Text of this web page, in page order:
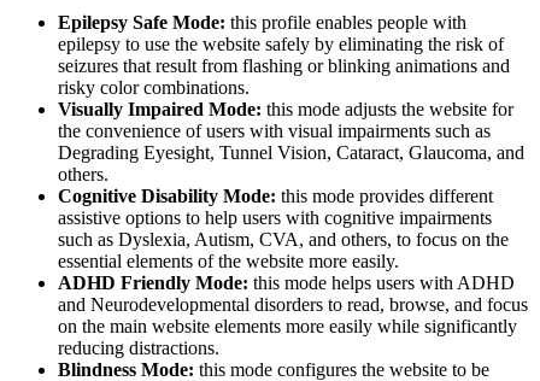
Epilepsy Safe Mode: this profile enables people with
epilepsy to use the website safely by eliminating the risk of
seizures that result from flashing or blinking animations and
risky color combinations.
Visually Impaired Mode: this mode adjusts the website for
the convenience of users with visual impairments such as
Degrading Eyesight, Tunnel Vision, Cataract, Glaucoma, and
others.
Cognitive Disability Mode: this mode provides different
assistive options to help users with cognitive impairments
such as Dyslexia, Autism, CVA, and others, to focus on the
essential elements of the website more easily.
ADHD Friendly Mode: this mode helps users with ADHD
and Neurodevelopmental disorders to read, browse, and focus
on the main website elements more easily while significantly
reducing distractions.
Blindness Mode: this mode configures the website to be